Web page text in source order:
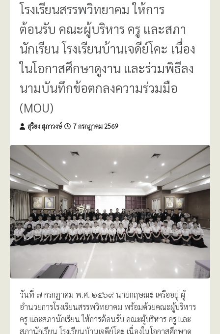
โรงเรียนสรรพวิทยาคม ให้การ
ต้อนรับ คณะผู้บริหาร ครู และสภา
นักเรียน โรงเรียนบ้านเจดีย์โคะ เนื่อง
ในโอกาสศึกษาดูงาน และร่วมพิธีลง
นามบันทึกข้อตกลงความร่วมมือ
(MOU)
สุริยง สุภาวงษ์ 7 กรกฎาคม 2569
วันที่ ๗ กรกฏาคม พ.ศ. ๒๕๖๙ นายกฤษณะ เครืออยู่ ผู้
อำนวยการโรงเรียนสรรพวิทยาคม พร้อมด้วยคณะผู้บริหาร
ครู และสภานักเรียน ให้การต้อนรับ คณะผู้บริหาร ครู และ
สภานักเรียน โรงเรียนบ้านเจดีย์โคะ เนื่องในโอกาสศึกษาดู